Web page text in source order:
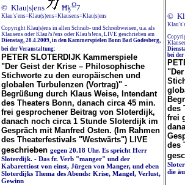
© Klau|s|ens ĦķΩ7
Klau's'ens=Klau(s)ens=Klausens=Klau|s|ens
Copyright Klau|s|ens in allen Schraib- und Schreibweisen, u.a. als
Klausens oder Klau?s?ens oder Klau!s!ens, LIVE geschrieben am
Dienstag, 28.4.2009, in den Kammerspielen Bonn Bad Godesberg,
bei der Veranstaltung:
PETER SLOTERDIJK Kammerspiele
"Der Geist der Krise – Philosophische
Stichworte zu den europäischen und
globalen Turbulenzen (Vortrag)" -
Begrüßung durch Klaus Weise, Intendant
des Theaters Bonn, danach circa 45 min.
frei gesprochener Beitrag von Sloterdijk,
danach noch circa 1 Stunde Sloterdijk im
Gespräch mit Manfred Osten. (Im Rahmen
des Theaterfestivals "Westwärts") LIVE
geschrieben gegen 20.18 Uhr. Es spricht Herr
Sloterdijk. - Das fr. Verb "manger" und der
Kabarettiost von einst, Jürgen von Manger, und eben
Sloterdijks Thema des Abends: Krise, Mangel, Verlust,
Gewinn
©
bei
des
frei
des
die